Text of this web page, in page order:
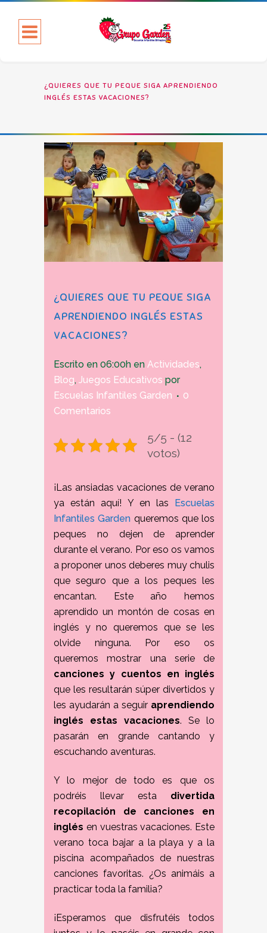
¿QUIERES QUE TU PEQUE SIGA APRENDIENDO
INGLÉS ESTAS VACACIONES?
¿QUIERES QUE TU PEQUE SIGA
APRENDIENDO INGLÉS ESTAS
VACACIONES?
Escrito en 06:00h en Actividades,
Blog, Juegos Educativos por
Escuelas Infantiles Garden
0
Comentarios
5/5 - (12
votos)
¡Las ansiadas vacaciones de verano
ya están aquí! Y en las Escuelas
Infantiles Garden queremos que los
peques no dejen de aprender
durante el verano. Por eso os vamos
a proponer unos deberes muy chulis
que seguro que a los peques les
encantan. Este año hemos
aprendido un montón de cosas en
inglés y no queremos que se les
olvide ninguna. Por eso os
queremos mostrar una serie de
canciones y cuentos en inglés
que les resultarán súper divertidos y
les ayudarán a seguir aprendiendo
inglés estas vacaciones. Se lo
pasarán en grande cantando y
escuchando aventuras.
Y lo mejor de todo es que os
podréis llevar esta divertida
recopilación
de canciones en
inglés en vuestras vacaciones. Este
verano toca bajar a la playa y a la
piscina acompañados de nuestras
canciones favoritas. ¿Os animáis a
practicar toda la familia?
¡Esperamos que disfrutéis todos